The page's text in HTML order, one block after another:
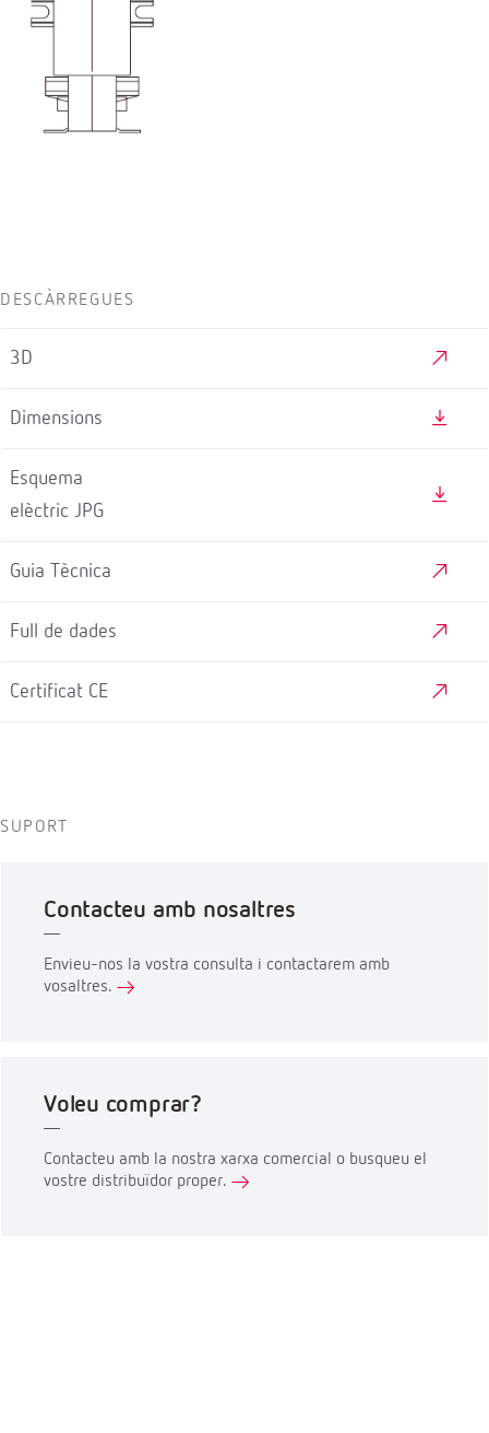
DESCÀRREGUES
3D
Dimensions
Esquema
elèctric JPG
Guia Tècnica
Full de dades
Certificat CE
SUPORT
Contacteu amb nosaltres
Envieu-nos la vostra consulta i contactarem amb
vosaltres.
Voleu comprar?
Contacteu amb la nostra xarxa comercial o busqueu el
vostre distribuïdor proper.